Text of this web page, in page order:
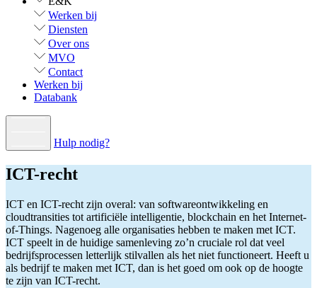
Werken bij
Diensten
Over ons
MVO
Contact
Werken bij
Databank
Hulp nodig?
ICT-recht
ICT en ICT-recht zijn overal: van softwareontwikkeling en
cloudtransities tot artificiële intelligentie, blockchain en het Internet-
of-Things. Nagenoeg alle organisaties hebben te maken met ICT.
ICT speelt in de huidige samenleving zo’n cruciale rol dat veel
bedrijfsprocessen letterlijk stilvallen als het niet functioneert. Heeft u
als bedrijf te maken met ICT, dan is het goed om ook op de hoogte
te zijn van ICT-recht.